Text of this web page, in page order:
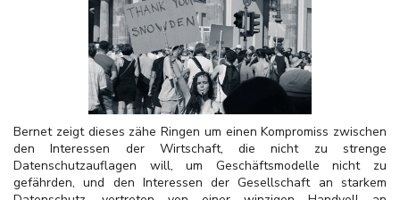
Bernet zeigt dieses zähe Ringen um einen Kompromiss zwischen
den Interessen der Wirtschaft, die nicht zu strenge
Datenschutzauflagen will, um Geschäftsmodelle nicht zu
gefährden, und den Interessen der Gesellschaft an starkem